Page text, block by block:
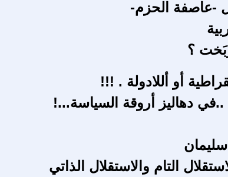
-عاصفة الحزم-
؟
أو أللادولة . !!!
دهاليز أروقة السياسة...!
سليمان
التام والاستقلال الذاتي